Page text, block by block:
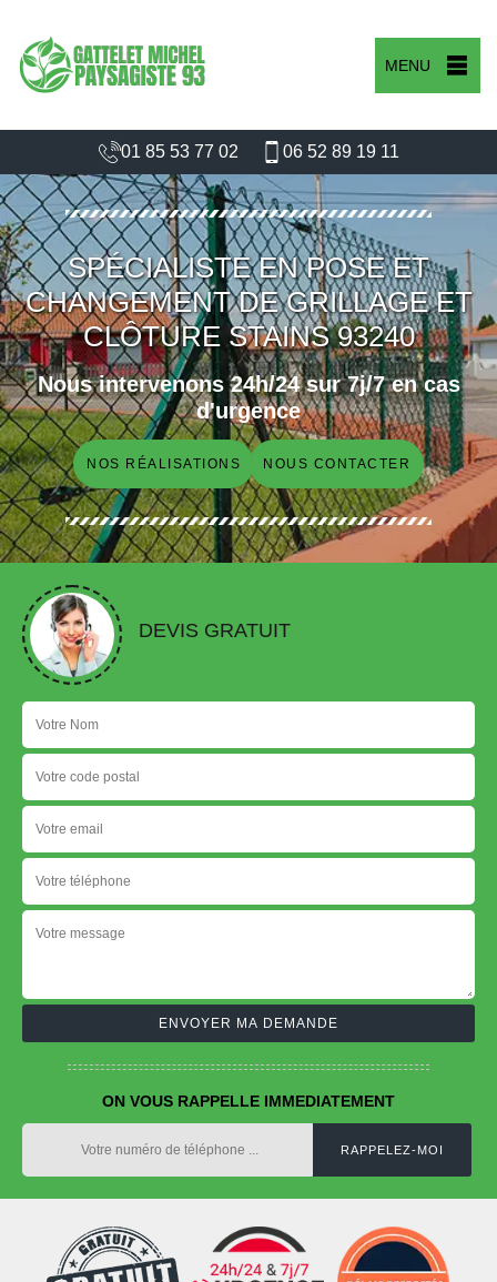
MENU
01 85 53 77 02 06 52 89 19 11
SPÉCIALISTE EN POSE ET
CHANGEMENT DE GRILLAGE ET
CLÔTURE STAINS 93240
Nous intervenons 24h/24 sur 7j/7 en cas
d'urgence
NOS RÉALISATIONS NOUS CONTACTER
DEVIS GRATUIT
ON VOUS RAPPELLE IMMEDIATEMENT